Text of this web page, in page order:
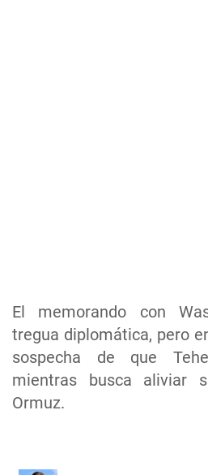
El memorando con
tregua diplomática, pero
sospecha de que
mientras busca aliviar
Ormuz.